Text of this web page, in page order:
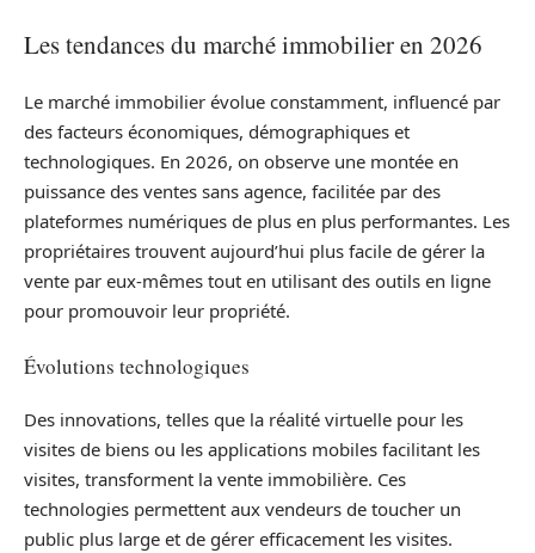
Les tendances du marché immobilier en 2026
Le marché immobilier évolue constamment, influencé par
des facteurs économiques, démographiques et
technologiques. En 2026, on observe une montée en
puissance des ventes sans agence, facilitée par des
plateformes numériques de plus en plus performantes. Les
propriétaires trouvent aujourd’hui plus facile de gérer la
vente par eux-mêmes tout en utilisant des outils en ligne
pour promouvoir leur propriété.
Évolutions technologiques
Des innovations, telles que la réalité virtuelle pour les
visites de biens ou les applications mobiles facilitant les
visites, transforment la vente immobilière. Ces
technologies permettent aux vendeurs de toucher un
public plus large et de gérer efficacement les visites.